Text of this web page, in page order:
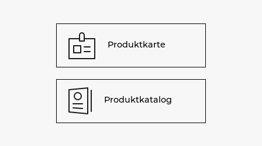
Produktkarte
Produktkatalog